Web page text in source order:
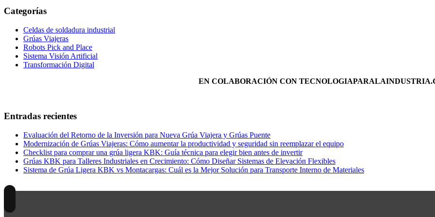
Categorías
Celdas de soldadura industrial
Grúas Viajeras
Robots Pick and Place
Sistema Visión Artificial
Transformación Digital
EN COLABORACIÓN CON
Entradas recientes
Evaluación del Retorno de la Inversión para Nueva Grúa Viajera y Grúas Puente
Modernización de Grúas Viajeras: Cómo aumentar la productividad y seguridad sin reemplazar el equipo
Checklist para comprar una grúa ligera KBK: Guía técnica para elegir bien antes de invertir
Grúas KBK para Talleres Industriales en Crecimiento: Cómo Diseñar Sistemas de Elevación Flexibles
Sistema de Grúa Ligera KBK vs Montacargas: Cuál es la Mejor Solución para Transporte Interno de Materiales